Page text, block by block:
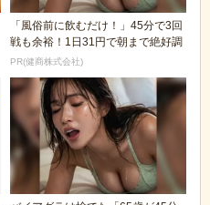
「風俗前に飲むだけ！」45分で3回
戦も余裕！1日31円で朝まで絶好調
PR(健商株式会社)